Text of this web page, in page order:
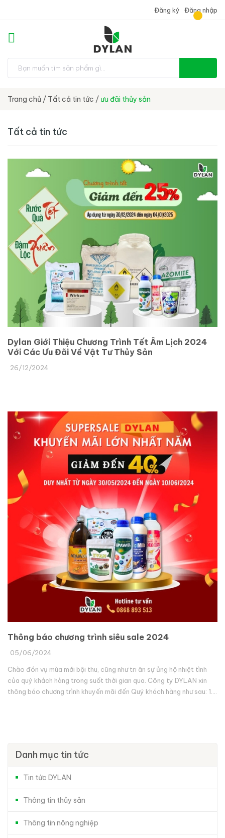
Đăng ký Đăng nhập
Trang chủ / Tất cả tin tức / ưu đãi thủy sản
Tất cả tin tức
Dylan Giới Thiệu Chương Trình Tết Âm Lịch 2024
Với Các Ưu Đãi Về Vật Tư Thủy Sản
26/12/2024
Thông báo chương trình siêu sale 2024
05/06/2024
Chào đón vụ mùa mới bội thu, cũng như tri ân sự ủng hộ nhiệt tình
của quý khách hàng trong suốt thời gian qua. Công ty DYLAN xin
thông báo chương trình khuyến mãi đến Quý khách hàng như sau: 1.
Danh mục tin tức
Tin tức DYLAN
Thông tin thủy sản
Thông tin nông nghiệp